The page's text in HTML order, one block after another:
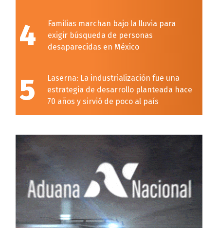
4
Familias marchan bajo la lluvia para
exigir búsqueda de personas
desaparecidas en México
5
Laserna: La industrialización fue una
estrategia de desarrollo planteada hace
70 años y sirvió de poco al país